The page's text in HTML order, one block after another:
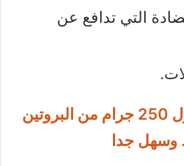
التي تدافع عن
كيفية تناول 250 جرام من البروتين
وسهل جدا